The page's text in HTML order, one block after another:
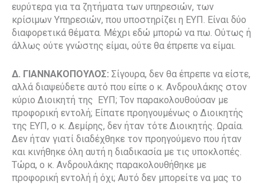
ευρύτερα για τα ζητήματα των υπηρεσιών, των
κρίσιμων Υπηρεσιών, που υποστηρίζει η ΕΥΠ. Είναι δύο
διαφορετικά θέματα. Μέχρι εδώ μπορώ να πω. Ούτως ή
άλλως ούτε γνώστης είμαι, ούτε θα έπρεπε να είμαι.
Δ. ΓΙΑΝΝΑΚΟΠΟΥΛΟΣ: Σίγουρα, δεν θα έπρεπε να είστε,
αλλά διαψεύδετε αυτό που είπε ο κ. Ανδρουλάκης στον
κύριο Διοικητή της ΕΥΠ; Τον παρακολουθούσαν με
προφορική εντολή; Είπατε προηγουμένως ο Διοικητής
της ΕΥΠ, ο κ. Δεμίρης, δεν ήταν τότε Διοικητής. Ωραία.
Δεν ήταν γιατί διαδέχθηκε τον προηγούμενο που ήταν
και κινήθηκε όλη αυτή η διαδικασία με τις υποκλοπές.
Τώρα, ο κ. Ανδρουλάκης παρακολουθήθηκε με
προφορική εντολή ή όχι; Αυτό δεν μπορείτε να μας το